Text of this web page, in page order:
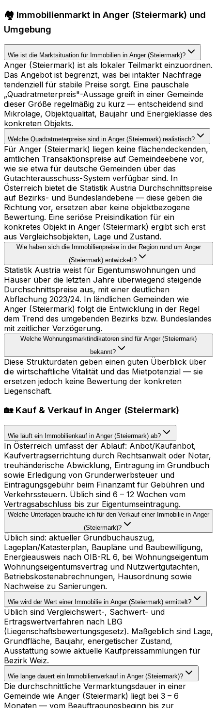
🏘️ Immobilienmarkt in Anger (Steiermark) und
Umgebung
Wie ist die Marktsituation für Immobilien in Anger (Steiermark)?
Anger (Steiermark) ist als lokaler Teilmarkt einzuordnen.
Das Angebot ist begrenzt, was bei intakter Nachfrage
tendenziell für stabile Preise sorgt. Eine pauschale
„Quadratmeterpreis"-Aussage greift in einer Gemeinde
dieser Größe regelmäßig zu kurz — entscheidend sind
Mikrolage, Objektqualität, Baujahr und Energieklasse des
konkreten Objekts.
Welche Quadratmeterpreise sind in Anger (Steiermark) realistisch?
Für Anger (Steiermark) liegen keine flächendeckenden,
amtlichen Transaktionspreise auf Gemeindeebene vor,
wie sie etwa für deutsche Gemeinden über das
Gutachterausschuss-System verfügbar sind. In
Österreich bietet die Statistik Austria Durchschnittspreise
auf Bezirks- und Bundeslandebene — diese geben die
Richtung vor, ersetzen aber keine objektbezogene
Bewertung. Eine seriöse Preisindikation für ein
konkretes Objekt in Anger (Steiermark) ergibt sich erst
aus Vergleichsobjekten, Lage und Zustand.
Wie haben sich die Immobilienpreise in der Region rund um Anger
(Steiermark) entwickelt?
Statistik Austria weist für Eigentumswohnungen und
Häuser über die letzten Jahre überwiegend steigende
Durchschnittspreise aus, mit einer deutlichen
Abflachung 2023/24. In ländlichen Gemeinden wie
Anger (Steiermark) folgt die Entwicklung in der Regel
dem Trend des umgebenden Bezirks bzw. Bundeslandes
mit zeitlicher Verzögerung.
Welche Wohnungsmarktindikatoren sind für Anger (Steiermark)
bekannt?
Diese Strukturdaten geben einen guten Überblick über
die wirtschaftliche Vitalität und das Mietpotenzial — sie
ersetzen jedoch keine Bewertung der konkreten
Liegenschaft.
🏡 Kauf & Verkauf in Anger (Steiermark)
Wie läuft ein Immobilienkauf in Anger (Steiermark) ab?
In Österreich umfasst der Ablauf: Anbot/Kaufanbot,
Kaufvertragserrichtung durch Rechtsanwalt oder Notar,
treuhänderische Abwicklung, Eintragung im Grundbuch
sowie Erledigung von Grunderwerbsteuer und
Eintragungsgebühr beim Finanzamt für Gebühren und
Verkehrssteuern. Üblich sind 6 – 12 Wochen vom
Vertragsabschluss bis zur Eigentumseintragung.
Welche Unterlagen brauche ich für den Verkauf einer Immobilie in Anger
(Steiermark)?
Üblich sind: aktueller Grundbuchauszug,
Lageplan/Katasterplan, Baupläne und Baubewilligung,
Energieausweis nach OIB-RL 6, bei Wohnungseigentum
Wohnungseigentumsvertrag und Nutzwertgutachten,
Betriebskostenabrechnungen, Hausordnung sowie
Nachweise zu Sanierungen.
Wie wird der Wert einer Immobilie in Anger (Steiermark) ermittelt?
Üblich sind Vergleichswert-, Sachwert- und
Ertragswertverfahren nach LBG
(Liegenschaftsbewertungsgesetz). Maßgeblich sind Lage,
Grundfläche, Baujahr, energetischer Zustand,
Ausstattung sowie aktuelle Kaufpreissammlungen für
Bezirk Weiz.
Wie lange dauert ein Immobilienverkauf in Anger (Steiermark)?
Die durchschnittliche Vermarktungsdauer in einer
Gemeinde wie Anger (Steiermark) liegt bei 3 – 6
Monaten — vom Beauftragungsbeginn bis zur